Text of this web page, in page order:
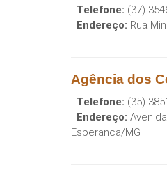
Telefone: (37)
Endereço: Rua
Agência dos
Telefone: (35)
Endereço:
Esperanca/MG